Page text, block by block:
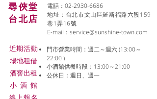
尋俠堂
台北店
電話：02-2930-6686
地址：台北市文山區羅斯福路六段159
巷1弄16號
E-mail： service@sunshine-town.com
近期活動
場地租借
​酒窖出租
小酒 館
門市營業時間：週二～週六 (13:00～
22:00 )
小酒館供餐時段：13:00～21:00
公休日：週日、週一